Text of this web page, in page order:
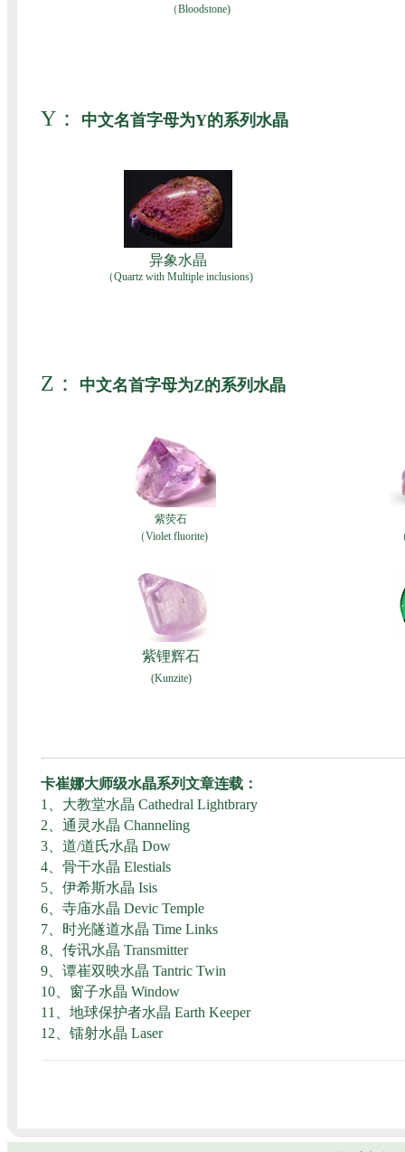
（Bloodstone)
Y： 中文名首字母为Y的系列水晶
异象水晶
（Quartz with Multiple inclusions)
Z： 中文名首字母为Z的系列水晶
紫荧石
（Violet fluorite)
紫锂辉石
(Kunzite)
卡崔娜大师级水晶系列文章连载：
1、 大教堂水晶 Cathedral Lightbrary
2、 通灵水晶 Channeling
3、 道/道氏水晶 Dow
4、 骨干水晶 Elestials
5、 伊希斯水晶 Isis
6、 寺庙水晶 Devic Temple
7、 时光隧道水晶 Time Links
8、 传讯水晶 Transmitter
9、 谭崔双映水晶 Tantric Twin
10、 窗子水晶 Window
11、 地球保护者水晶 Earth Keeper
12、 镭射水晶 Laser